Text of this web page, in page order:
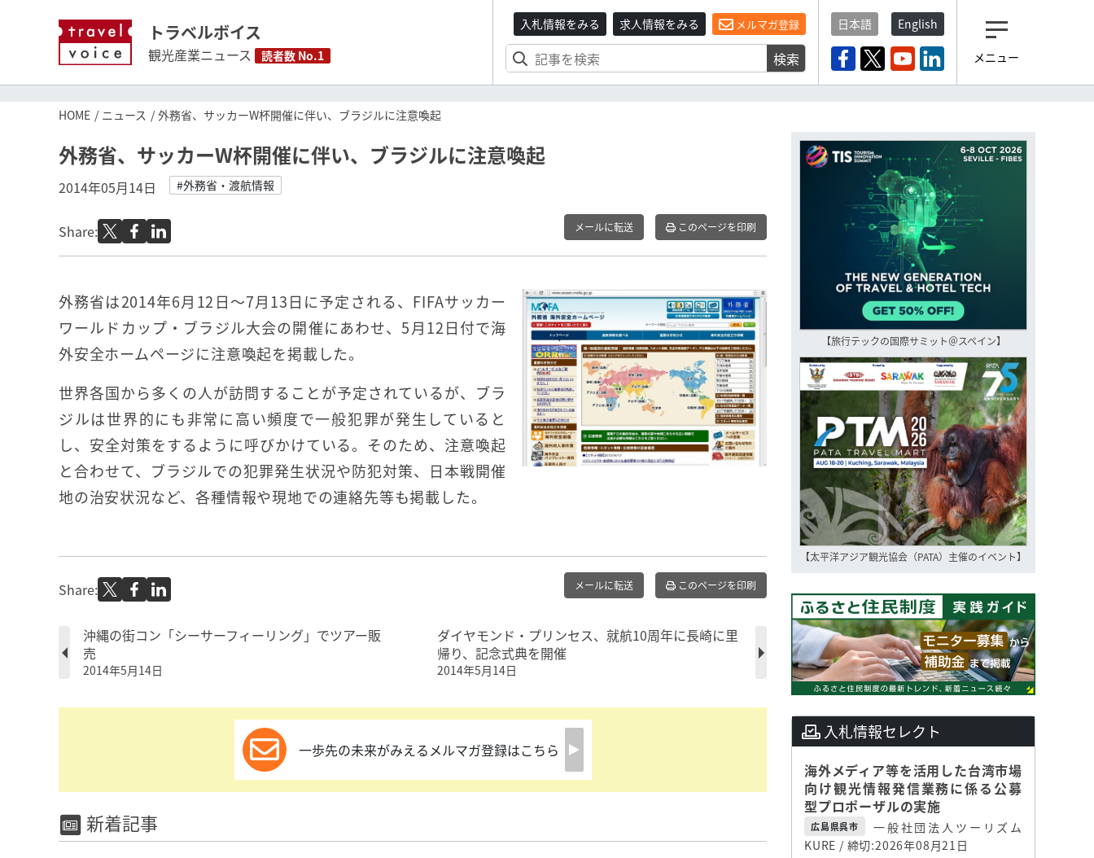
トラベルボイス
観光産業ニュース 読者数 No.1
入札情報をみる 求人情報をみる メルマガ登録
検索
日本語 English
メニュー
HOME ニュース 外務省、サッカーW杯開催に伴い、ブラジルに注意喚起
外務省、サッカーW杯開催に伴い、ブラジルに注意喚起
2014年05月14日 #外務省・渡航情報
Share: メールに転送 このページを印刷
外務省は2014年6月12日～7月13日に予定される、FIFAサッカー
ワールドカップ・ブラジル大会の開催にあわせ、5月12日付で海
外安全ホームページに注意喚起を掲載した。
世界各国から多くの人が訪問することが予定されているが、ブラ
ジルは世界的にも非常に高い頻度で一般犯罪が発生していると
し、安全対策をするように呼びかけている。そのため、注意喚起
と合わせて、ブラジルでの犯罪発生状況や防犯対策、日本戦開催
地の治安状況など、各種情報や現地での連絡先等も掲載した。
Share: メールに転送 このページを印刷
沖縄の街コン「シーサーフィーリング」でツアー販
売
2014年5月14日
ダイヤモンド・プリンセス、就航10周年に長崎に里
帰り、記念式典を開催
2014年5月14日
一歩先の未来がみえるメルマガ登録はこちら
新着記事
【旅行テックの国際サミット＠スペイン】
【太平洋アジア観光協会（PATA）主催のイベント】
入札情報セレクト
海外メディア等を活用した台湾市場
向け観光情報発信業務に係る公募
型プロポーザルの実施
広島県呉市
一般社団法人ツーリズム
KURE / 締切:2026年08月21日
観光産業ニュース「トラベ
登録済みですよね？
もし未だ登録していないなら…
いますぐ登録する